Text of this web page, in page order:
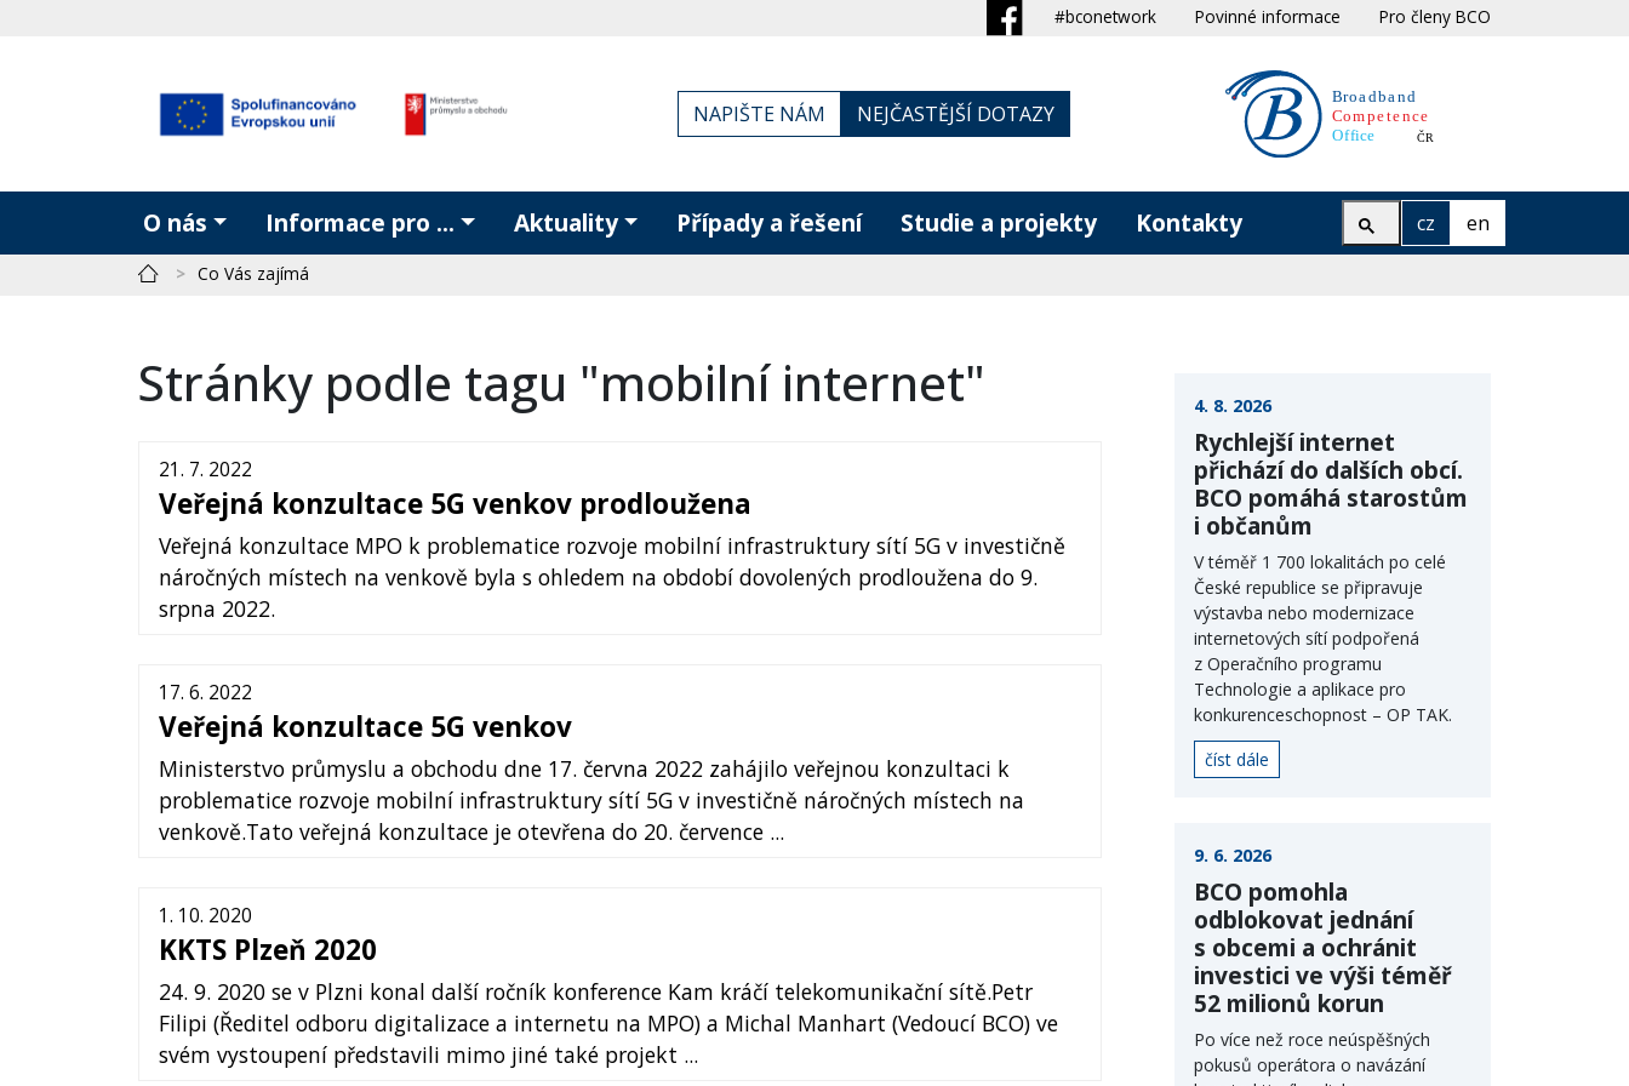
#bconetwork Povinné informace Pro členy BCO
NAPIŠTE NÁM NEJČASTĚJŠÍ DOTAZY
O nás Informace pro ... Aktuality Případy a řešení Studie a projekty Kontakty cz en
Co Vás zajímá
Stránky podle tagu "mobilní internet"
21. 7. 2022
Veřejná konzultace 5G venkov prodloužena
Veřejná konzultace MPO k problematice rozvoje mobilní infrastruktury sítí 5G v investičně
náročných místech na venkově byla s ohledem na období dovolených prodloužena do 9.
srpna 2022.
17. 6. 2022
Veřejná konzultace 5G venkov
Ministerstvo průmyslu a obchodu dne 17. června 2022 zahájilo veřejnou konzultaci k
problematice rozvoje mobilní infrastruktury sítí 5G v investičně náročných místech na
venkově.Tato veřejná konzultace je otevřena do 20. července ...
1. 10. 2020
KKTS Plzeň 2020
24. 9. 2020 se v Plzni konal další ročník konference Kam kráčí telekomunikační sítě.Petr
Filipi (Ředitel odboru digitalizace a internetu na MPO) a Michal Manhart (Vedoucí BCO) ve
svém vystoupení představili mimo jiné také projekt ...
4. 8. 2026
Rychlejší internet
přichází do dalších obcí.
BCO pomáhá starostům
i občanům
V téměř 1 700 lokalitách po celé
České republice se připravuje
výstavba nebo modernizace
internetových sítí podpořená
z Operačního programu
Technologie a aplikace pro
konkurenceschopnost – OP TAK.
číst dále
9. 6. 2026
BCO pomohla
odblokovat jednání
s obcemi a ochránit
investici ve výši téměř
52 milionů korun
Po více než roce neúspěšných
pokusů operátora o navázání